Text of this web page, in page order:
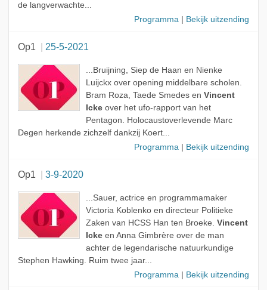
de langverwachte...
Programma
Bekijk uitzending
Op1 25-5-2021
...Bruijning, Siep de Haan en Nienke
Luijckx over opening middelbare scholen.
Bram Roza, Taede Smedes en Vincent
Ickeover het ufo-rapport van het
Pentagon. Holocaustoverlevende Marc
Degen herkende zichzelf dankzij Koert...
Programma
Bekijk uitzending
Op1 3-9-2020
...Sauer, actrice en programmamaker
Victoria Koblenko en directeur Politieke
Zaken van HCSS Han ten Broeke. Vincent
Ickeen Anna Gimbrère over de man
achter de legendarische natuurkundige
Stephen Hawking. Ruim twee jaar...
Programma
Bekijk uitzending